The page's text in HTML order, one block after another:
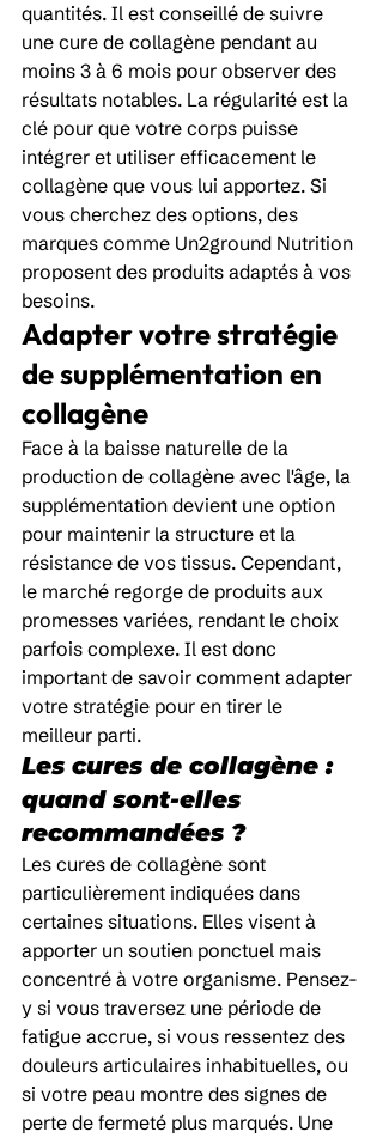
quantités. Il est conseillé de suivre
une cure de collagène pendant au
moins 3 à 6 mois pour observer des
résultats notables. La régularité est la
clé pour que votre corps puisse
intégrer et utiliser efficacement le
collagène que vous lui apportez. Si
vous cherchez des options, des
marques comme Un2ground Nutrition
proposent des produits adaptés à vos
besoins.
Adapter votre stratégie
de supplémentation en
collagène
Face à la baisse naturelle de la
production de collagène avec l'âge, la
supplémentation devient une option
pour maintenir la structure et la
résistance de vos tissus. Cependant,
le marché regorge de produits aux
promesses variées, rendant le choix
parfois complexe. Il est donc
important de savoir comment adapter
votre stratégie pour en tirer le
meilleur parti.
Les cures de collagène :
quand sont-elles
recommandées ?
Les cures de collagène sont
particulièrement indiquées dans
certaines situations. Elles visent à
apporter un soutien ponctuel mais
concentré à votre organisme. Pensez-
y si vous traversez une période de
fatigue accrue, si vous ressentez des
douleurs articulaires inhabituelles, ou
si votre peau montre des signes de
perte de fermeté plus marqués. Une